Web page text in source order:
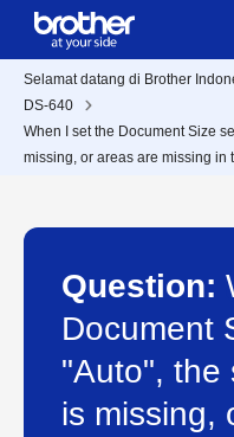
Selamat datang di Brother
DS-640
When I set the Document Size
missing, or areas are missing in
Question:
Document
"Auto", the
is missing,